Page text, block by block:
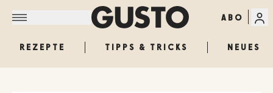
ABO
REZEPTE TIPPS & TRICKS NEUES